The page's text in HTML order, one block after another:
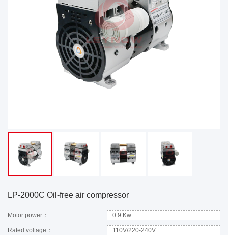
LP-2000C Oil-free air compressor
Motor power： 0.9 Kw
Rated voltage： 110V/220-240V